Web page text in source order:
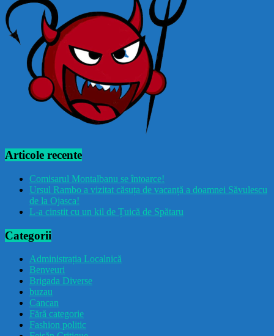
Articole recente
Comisarul Montalbanu se întoarce!
Ursul Rambo a vizitat căsuța de vacanță a doamnei Săvulescu
de la Ojasca!
L-a cinstit cu un kil de Țuică de Spătaru
Categorii
Administrația Localnică
Benveuri
Brigada Diverse
buzau
Cancan
Fără categorie
Fashion politic